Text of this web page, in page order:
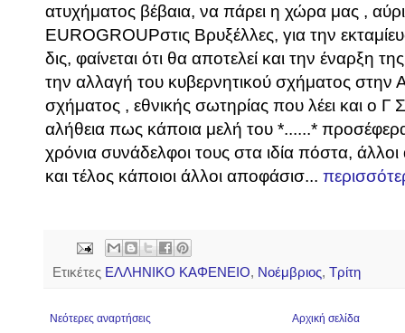
ατυχήματος βέβαια, να πάρει η χώρα μας ,
EUROGROUPστις Βρυξέλλες, για την
δις, φαίνεται ότι θα αποτελεί και την έναρξη
την αλλαγή του κυβερνητικού σχήματος στην
σχήματος , εθνικής σωτηρίας που λέει και ο Γ
αλήθεια πως κάποια μελή του *......*
χρόνια συνάδελφοι τους στα ιδία πόστα,
και τέλος κάποιοι άλλοι αποφάσισ...
Ετικέτες ΕΛΛΗΝΙΚΟ ΚΑΦΕΝΕΙΟ, Νοέμβριος, Τρίτη
Νεότερες αναρτήσεις Αρχική σελίδα